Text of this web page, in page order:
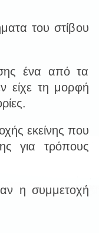
του στίβου
ένα από τα
είχε τη μορφή
εκείνης που
για τρόπους
η συμμετοχή